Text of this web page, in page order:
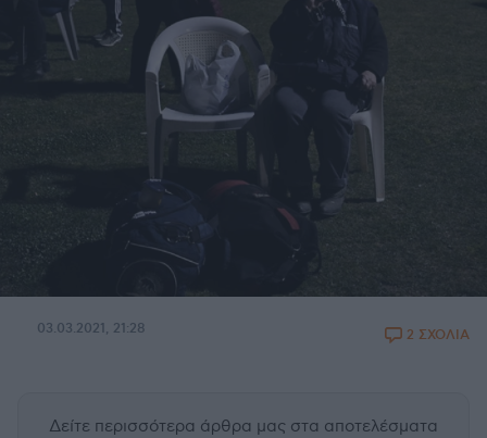
03.03.2021, 21:28 2 ΣΧΟΛΙΑ
Δείτε περισσότερα άρθρα μας στα αποτελέσματα